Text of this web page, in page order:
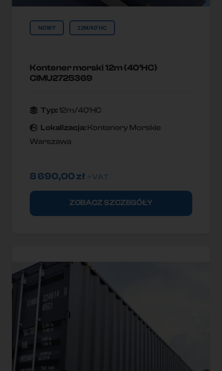
NOWY 12M/40'HC
Kontener morski 12m (40’HC)
CIMU2725369
Typ:12m/40'HC
Lokallzacja: Kontenery Morskie
Warszawa
8 690,00zł
ZOBACZ SZCZEGÓŁY